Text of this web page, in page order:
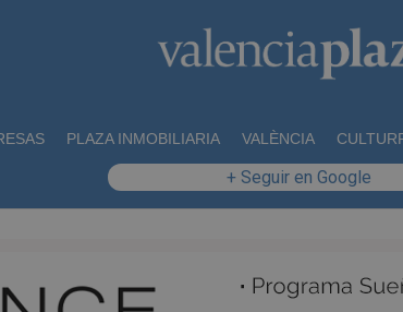
PLAZA INMOBILIARIA VALÈNCIA
+ Seguir en Google